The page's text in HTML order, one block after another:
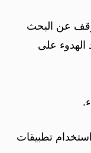
عن البحث
الهدوء على
تطبيقات